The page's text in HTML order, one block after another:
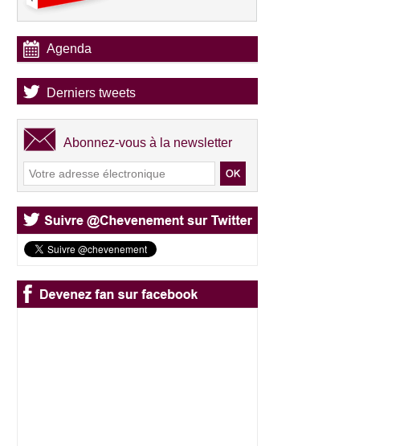
Agenda
Derniers tweets
Abonnez-vous à la newsletter